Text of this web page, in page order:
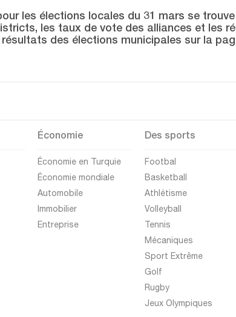
les élections locales du 31 mars se
les taux de vote des alliances et les
résultats des élections municipales sur la
Économie
Économie en Turquie
Économie mondiale
Automobile
Immobilier
Entreprise
Des sports
Footbal
Basketball
Athlétisme
Volleyball
Tennis
Mécaniques
Sport Extrême
Golf
Rugby
Jeux Olympiques